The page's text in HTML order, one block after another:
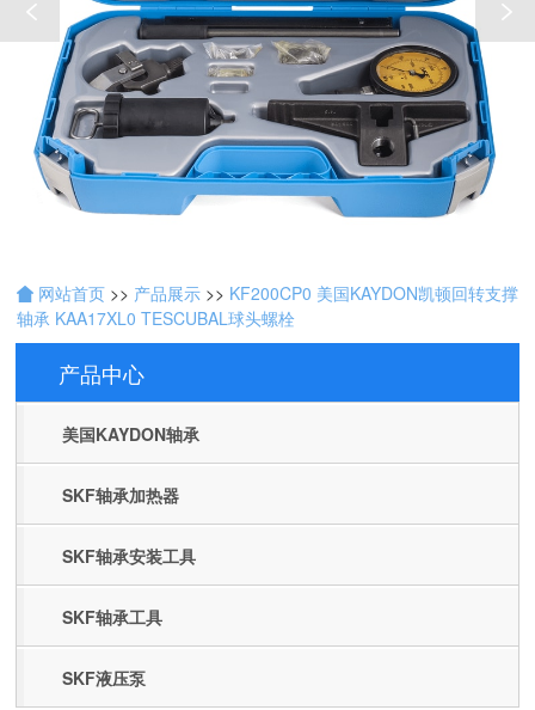
网站首页 >> 产品展示 >> KF200CP0 美国KAYDON凯顿回转支撑
轴承 KAA17XL0 TESCUBAL球头螺栓
产品中心
Products
美国KAYDON轴承
SKF轴承加热器
SKF轴承安装工具
SKF轴承工具
SKF液压泵